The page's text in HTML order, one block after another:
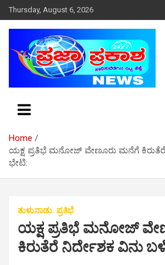
k
Thursday, August 6, 2026
Home
ಯಕ್ಷ ಪ್ರತಿಭೆ ಮನೋಜ್ ವೇಣೂರು ಮನೆಗೆ
ಭೇಟಿ:
ತುಳುನಾಡು ಪ್ರತಿಭೆ
ಯಕ್ಷ ಪ್ರತಿಭೆ ಮನೋಜ್
ಕಿರುತೆರೆ ನಿರ್ದೇಶಕ ವಿನು